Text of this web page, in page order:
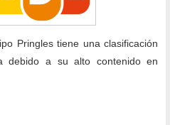
Pringles tiene una clasificación
debido a su alto contenido en